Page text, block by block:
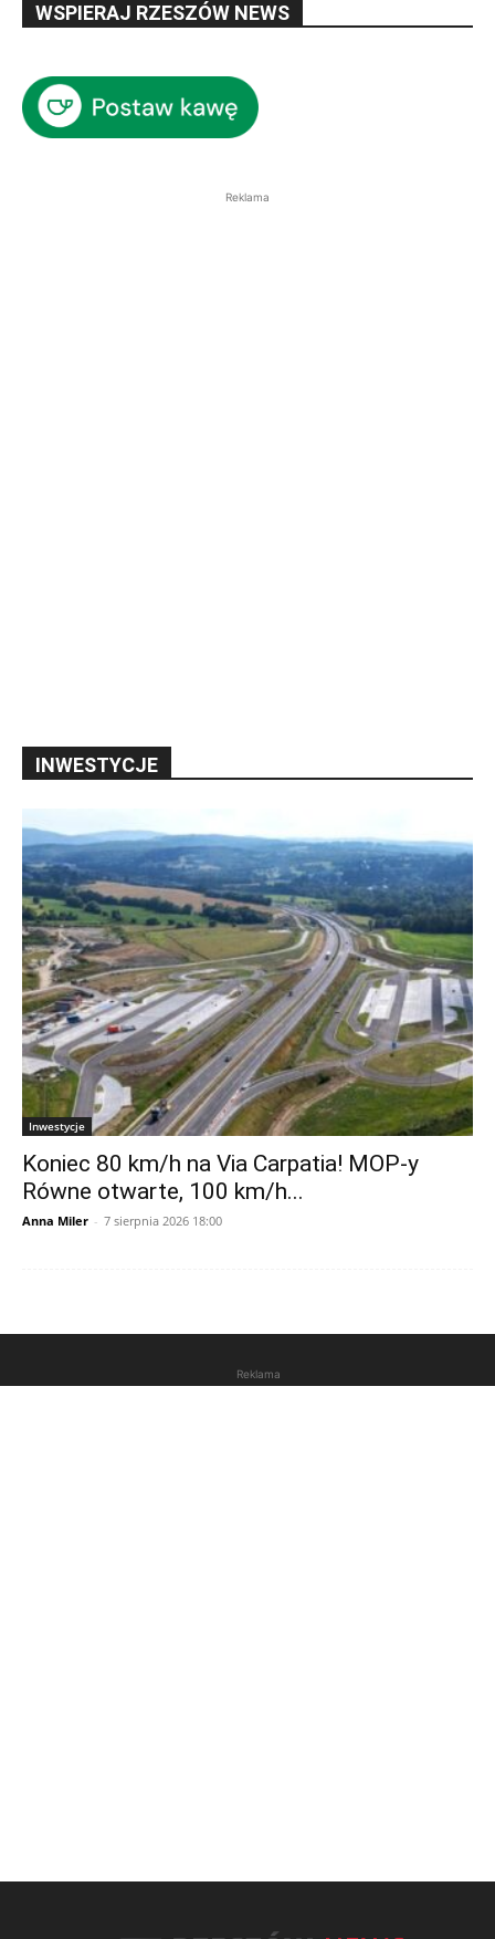
WSPIERAJ RZESZÓW NEWS
Reklama
INWESTYCJE
Inwestycje
Koniec 80 km/h na Via Carpatia! MOP-y
Równe otwarte, 100 km/h...
Anna Miler - 7 sierpnia 2026 18:00
Reklama